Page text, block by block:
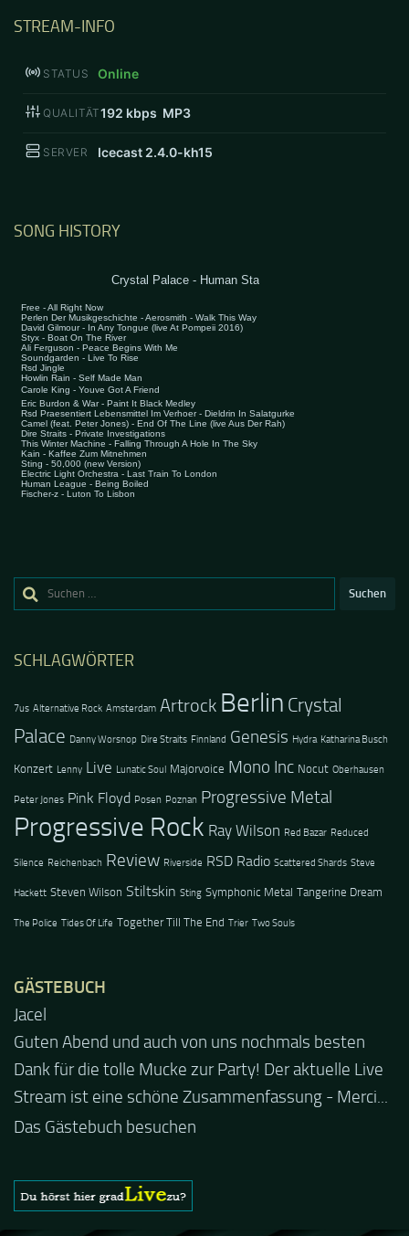
STREAM-INFO
STATUS Online
QUALITÄT192 kbps MP3
SERVER Icecast 2.4.0-kh15
SONG HISTORY
Suchen
SCHLAGWÖRTER
7us Alternative Rock Amsterdam Artrock Berlin Crystal
Palace Danny Worsnop Dire Straits Finnland Genesis Hydra Katharina Busch
Konzert Lenny Live Lunatic Soul Majorvoice Mono Inc Nocut Oberhausen
Peter Jones Pink Floyd Posen Poznan Progressive Metal
Progressive Rock Ray Wilson Red Bazar Reduced
Silence Reichenbach Review Riverside RSD Radio Scattered Shards Steve
Hackett Steven Wilson Stiltskin Sting Symphonic Metal Tangerine Dream
The Police Tides Of Life Together Till The End Trier Two Souls
GÄSTEBUCH
Jacel
Guten Abend und auch von uns nochmals besten
Dank für die tolle Mucke zur Party! Der aktuelle Live
Stream ist eine schöne Zusammenfassung - Merci...
Das Gästebuch besuchen